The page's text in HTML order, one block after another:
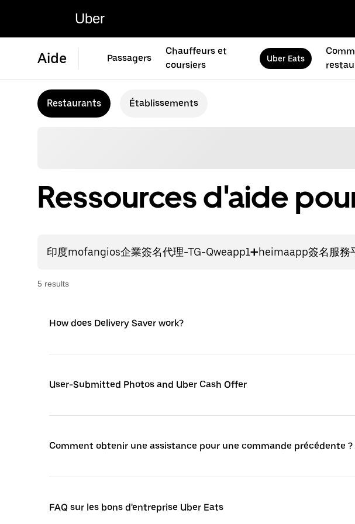
Uber
Aide Passagers
Chauffeurs et
coursiers
Uber Eats
Restaurants Établissements
Ressources d'aide
5 results
How does Delivery Saver work?
User-Submitted Photos and Uber Cash Offer
Comment obtenir une assistance pour une commande précédente ?
FAQ sur les bons d'entreprise Uber Eats